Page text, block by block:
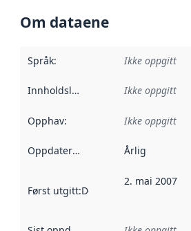
Om dataene
Språk: Ikke oppgitt
Innholdsleverandører :
Ikke oppgitt
Opphav: Ikke oppgitt
Oppdateringsfrekvens :
Årlig
Først utgitt:Denne datoen sier
2. mai 2007